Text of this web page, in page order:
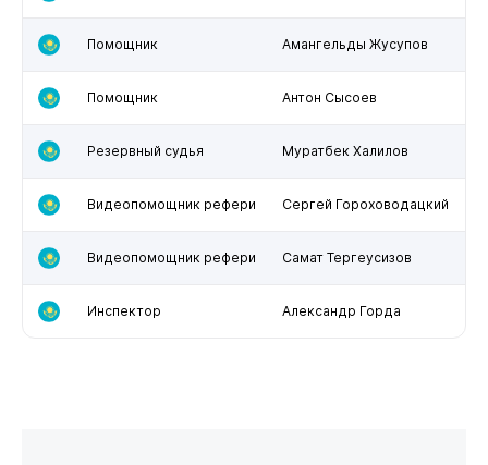
Помощник Амангельды Жусупов
Помощник Антон Сысоев
Резервный судья Муратбек Халилов
Видеопомощник рефери Сергей Гороховодацкий
Видеопомощник рефери Самат Тергеусизов
Инспектор Александр Горда